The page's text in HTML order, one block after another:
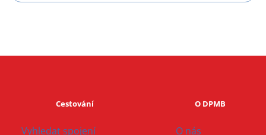
Cestování
Vyhledat spojení
O DPMB
O nás